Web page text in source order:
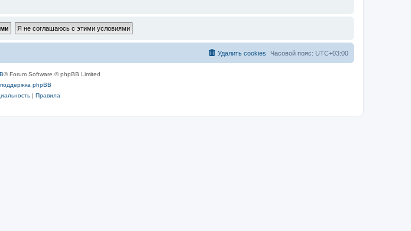
Часовой пояс: UTC+03:00
Удалить cookies
® Forum Software © phpBB Limited
phpBB
| Правила